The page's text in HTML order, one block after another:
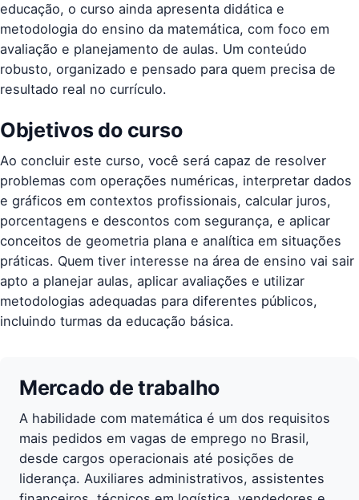
educação, o curso ainda apresenta didática e
metodologia do ensino da matemática, com foco em
avaliação e planejamento de aulas. Um conteúdo
robusto, organizado e pensado para quem precisa de
resultado real no currículo.
Objetivos do curso
Ao concluir este curso, você será capaz de resolver
problemas com operações numéricas, interpretar dados
e gráficos em contextos profissionais, calcular juros,
porcentagens e descontos com segurança, e aplicar
conceitos de geometria plana e analítica em situações
práticas. Quem tiver interesse na área de ensino vai sair
apto a planejar aulas, aplicar avaliações e utilizar
metodologias adequadas para diferentes públicos,
incluindo turmas da educação básica.
Mercado de trabalho
A habilidade com matemática é um dos requisitos
mais pedidos em vagas de emprego no Brasil,
desde cargos operacionais até posições de
liderança. Auxiliares administrativos, assistentes